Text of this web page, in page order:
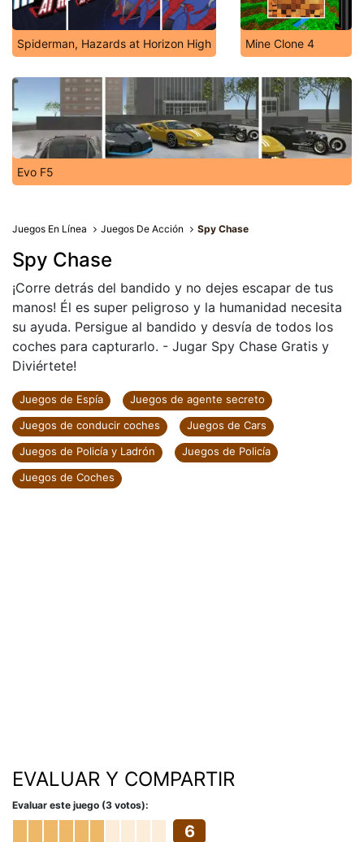
Spiderman, Hazards at Horizon High Mine Clone 4
Evo F5
Juegos En Línea Juegos De Acción Spy Chase
Spy Chase
¡Corre detrás del bandido y no dejes escapar de tus
manos! Él es super peligroso y la humanidad necesita
su ayuda. Persigue al bandido y desvía de todos los
coches para capturarlo. - Jugar Spy Chase Gratis y
Diviértete!
Juegos de Espía
Juegos de agente secreto
Juegos de conducir coches
Juegos de Cars
Juegos de Policía y Ladrón
Juegos de Policía
Juegos de Coches
EVALUAR Y COMPARTIR
Evaluar este juego (3 votos):
6